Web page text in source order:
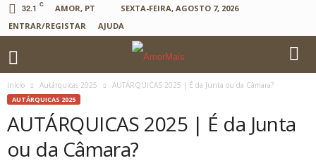
32.1 C AMOR, PT
SEXTA-FEIRA, AGOSTO 7, 2026
ENTRAR/REGISTAR
AJUDA
Início Autárquicas 2025 AUTÁRQUICAS 2025 | É da Junta ou da Câmara?
AUTÁRQUICAS 2025
AUTÁRQUICAS 2025 | É da Junta
ou da Câmara?